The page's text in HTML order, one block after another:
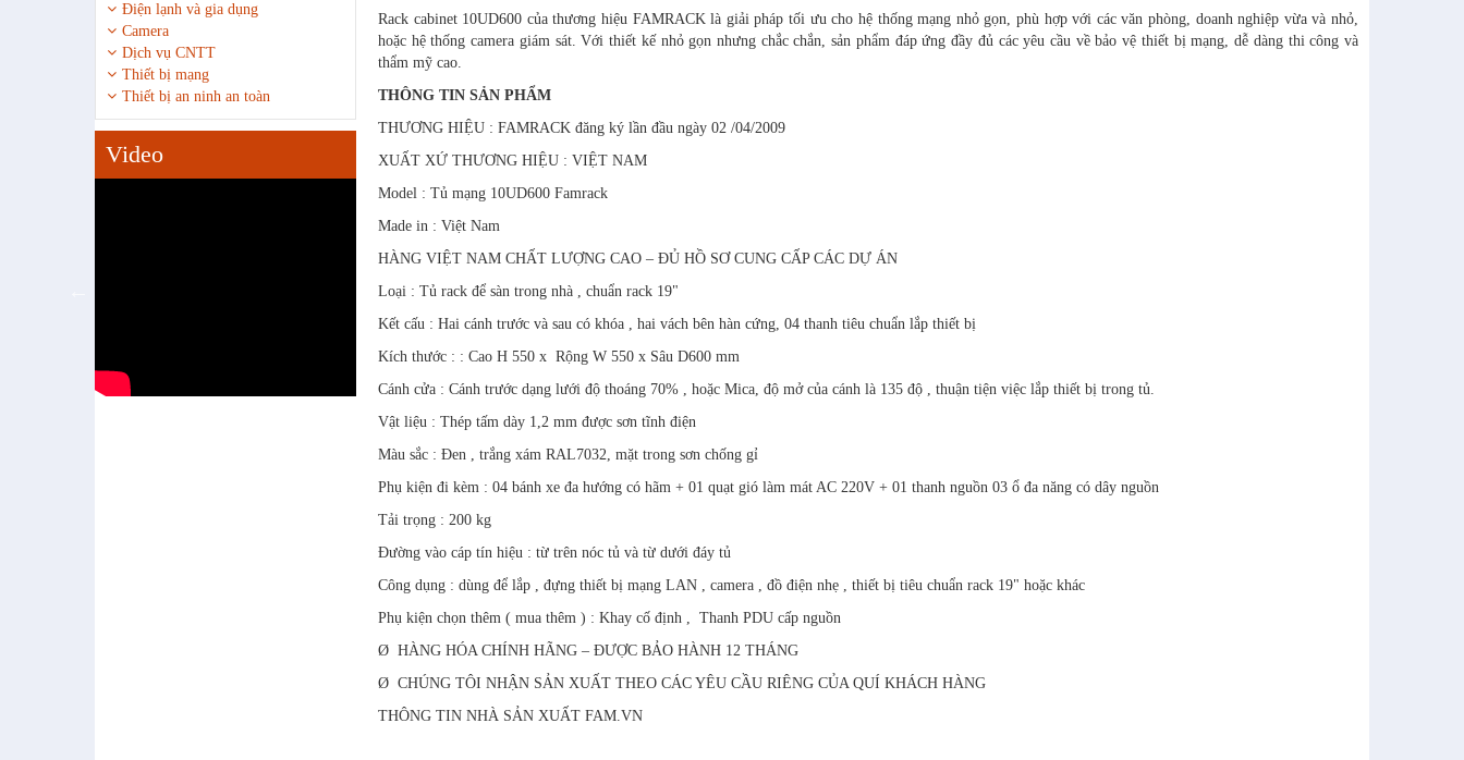
Điện lạnh và gia dụng
Camera
Dịch vụ CNTT
Thiết bị mạng
Thiết bị an ninh an toàn
Video
Rack cabinet 10UD600 của thương hiệu FAMRACK là giải pháp tối ưu cho hệ thống mạng nhỏ gọn, phù hợp với các văn phòng, doanh nghiệp vừa và nhỏ,
hoặc hệ thống camera giám sát. Với thiết kế nhỏ gọn nhưng chắc chắn, sản phẩm đáp ứng đầy đủ các yêu cầu về bảo vệ thiết bị mạng, dễ dàng thi công và
thẩm mỹ cao.
THÔNG TIN SẢN PHẨM
THƯƠNG HIỆU : FAMRACK đăng ký lần đầu ngày 02 /04/2009
XUẤT XỨ THƯƠNG HIỆU : VIỆT NAM
Model : Tủ mạng 10UD600 Famrack
Made in : Việt Nam
HÀNG VIỆT NAM CHẤT LƯỢNG CAO – ĐỦ HỒ SƠ CUNG CẤP CÁC DỰ ÁN
Loại : Tủ rack để sàn trong nhà , chuẩn rack 19"
Kết cấu : Hai cánh trước và sau có khóa , hai vách bên hàn cứng, 04 thanh tiêu chuẩn lắp thiết bị
Kích thước : : Cao H 550 x Rộng W 550 x Sâu D600 mm
Cánh cửa : Cánh trước dạng lưới độ thoáng 70% , hoặc Mica, độ mở của cánh là 135 độ , thuận tiện việc lắp thiết bị trong tủ.
Vật liệu : Thép tấm dày 1,2 mm được sơn tĩnh điện
Màu sắc : Đen , trắng xám RAL7032, mặt trong sơn chống gỉ
Phụ kiện đi kèm : 04 bánh xe đa hướng có hãm + 01 quạt gió làm mát AC 220V + 01 thanh nguồn 03 ổ đa năng có dây nguồn
Tải trọng : 200 kg
Đường vào cáp tín hiệu : từ trên nóc tủ và từ dưới đáy tủ
Công dụng : dùng để lắp , đựng thiết bị mạng LAN , camera , đồ điện nhẹ , thiết bị tiêu chuẩn rack 19" hoặc khác
Phụ kiện chọn thêm ( mua thêm ) : Khay cố định , Thanh PDU cấp nguồn
Ø HÀNG HÓA CHÍNH HÃNG – ĐƯỢC BẢO HÀNH 12 THÁNG
Ø CHÚNG TÔI NHẬN SẢN XUẤT THEO CÁC YÊU CẦU RIÊNG CỦA QUÍ KHÁCH HÀNG
THÔNG TIN NHÀ SẢN XUẤT FAM.VN